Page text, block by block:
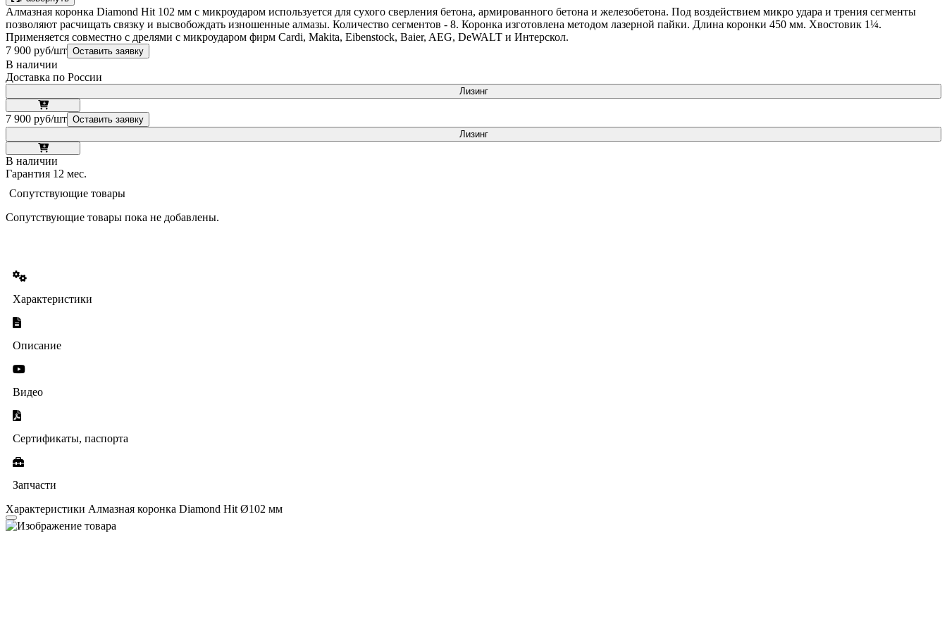
Алмазная коронка Diamond Hit 102 мм с микроударом используется для сухого сверления бетона, армированного бетона и железобетона. Под воздействием микро удара и трения сегменты
позволяют расчищать связку и высвобождать изношенные алмазы. Количество сегментов - 8. Коронка изготовлена методом лазерной пайки. Длина коронки 450 мм. Хвостовик 1¼.
Применяется совместно с дрелями с микроударом фирм Cardi, Makita, Eibenstock, Baier, AEG, DeWALT и Интерскол.
7 900 руб/шт Оставить заявку
В наличии
Доставка по России
Лизинг
7 900 руб/шт Оставить заявку
Лизинг
В наличии
Гарантия 12 мес.
Сопутствующие товары
Сопутствующие товары пока не добавлены.
Характеристики
Описание
Видео
Сертификаты, паспорта
Запчасти
Характеристики Алмазная коронка Diamond Hit Ø102 мм